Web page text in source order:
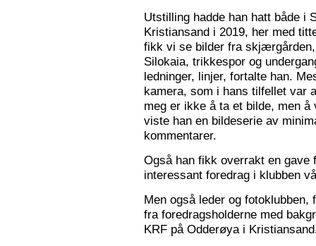
Utstilling hadde han hatt både i
Kristiansand i 2019, her med
fikk vi se bilder fra
Silokaia, trikkespor og
ledninger, linjer, fortalte han.
kamera, som i hans tilfellet var
meg er ikke å ta et bilde, men
viste han en bildeserie av
kommentarer.
Også han fikk overrakt en gave
interessant foredrag i klubben
Men også leder og
fra foredragsholderne med
KRF på Odderøya i